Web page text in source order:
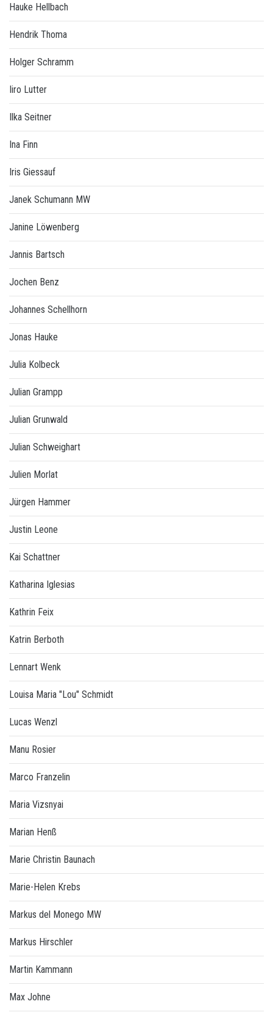
Hauke Hellbach
Hendrik Thoma
Holger Schramm
Iiro Lutter
Ilka Seitner
Ina Finn
Iris Giessauf
Janek Schumann MW
Janine Löwenberg
Jannis Bartsch
Jochen Benz
Johannes Schellhorn
Jonas Hauke
Julia Kolbeck
Julian Grampp
Julian Grunwald
Julian Schweighart
Julien Morlat
Jürgen Hammer
Justin Leone
Kai Schattner
Katharina Iglesias
Kathrin Feix
Katrin Berboth
Lennart Wenk
Louisa Maria "Lou" Schmidt
Lucas Wenzl
Manu Rosier
Marco Franzelin
Maria Vizsnyai
Marian Henß
Marie Christin Baunach
Marie-Helen Krebs
Markus del Monego MW
Markus Hirschler
Martin Kammann
Max Johne